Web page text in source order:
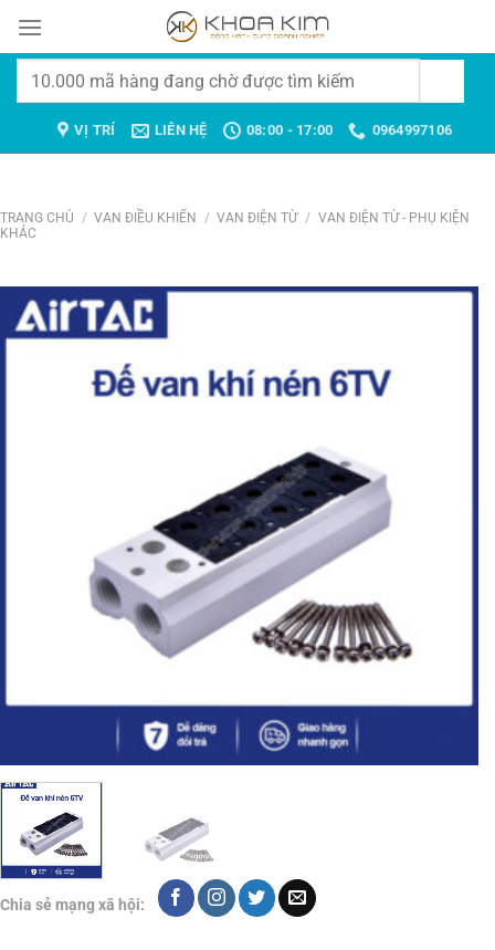
đến
Tìm
VỊ TRÍ LIÊN HỆ 08:00 - 17:00 0964997106
TRANG CHỦ / VAN ĐIỀU KHIỂN / VAN ĐIỆN TỪ / VAN ĐIỆN TỪ - PHỤ KIỆN
KHÁC
Chia sẻ mạng xã hội: